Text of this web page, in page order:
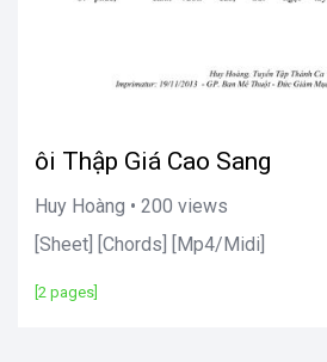
ôi Thập Giá Cao Sang
Huy Hoàng • 200 views
[Sheet] [Chords] [Mp4/Midi]
[2 pages]